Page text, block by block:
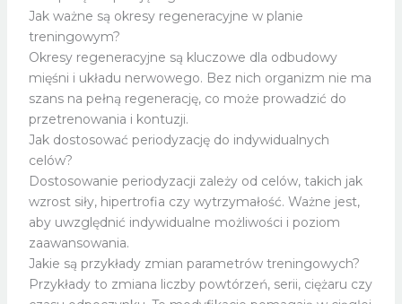
Jak ważne są okresy regeneracyjne w planie
treningowym?
Okresy regeneracyjne są kluczowe dla odbudowy
mięśni i układu nerwowego. Bez nich organizm nie ma
szans na pełną regenerację, co może prowadzić do
przetrenowania i kontuzji.
Jak dostosować periodyzację do indywidualnych
celów?
Dostosowanie periodyzacji zależy od celów, takich jak
wzrost siły, hipertrofia czy wytrzymałość. Ważne jest,
aby uwzględnić indywidualne możliwości i poziom
zaawansowania.
Jakie są przykłady zmian parametrów treningowych?
Przykłady to zmiana liczby powtórzeń, serii, ciężaru czy